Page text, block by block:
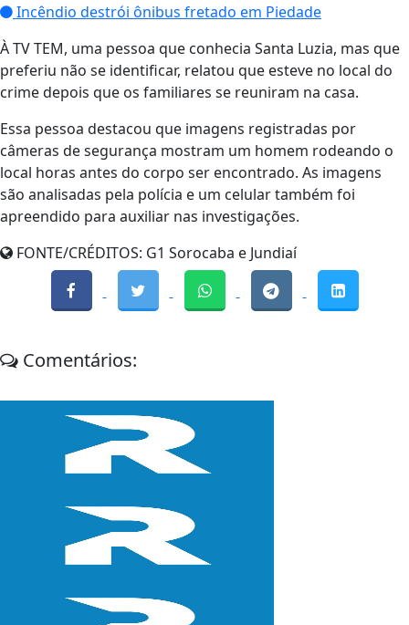
Incêndio destrói ônibus fretado em Piedade
À TV TEM, uma pessoa que conhecia Santa Luzia, mas que
preferiu não se identificar, relatou que esteve no local do
crime depois que os familiares se reuniram na casa.
Essa pessoa destacou que imagens registradas por
câmeras de segurança mostram um homem rodeando o
local horas antes do corpo ser encontrado. As imagens
são analisadas pela polícia e um celular também foi
apreendido para auxiliar nas investigações.
FONTE/CRÉDITOS: G1 Sorocaba e Jundiaí
Comentários: